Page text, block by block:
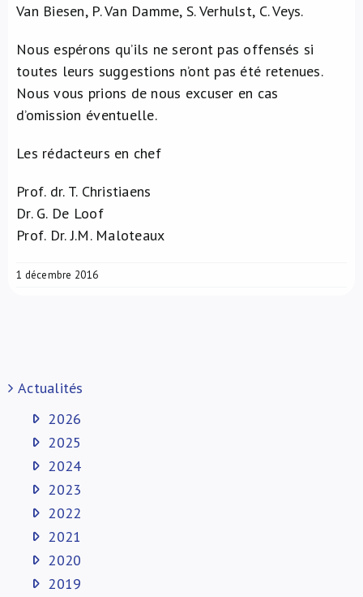
Van Biesen, P. Van Damme, S. Verhulst, C. Veys.
Nous espérons qu’ils ne seront pas offensés si
toutes leurs suggestions n’ont pas été retenues.
Nous vous prions de nous excuser en cas
d’omission éventuelle.
Les rédacteurs en chef
Prof. dr. T. Christiaens
Dr. G. De Loof
Prof. Dr. J.M. Maloteaux
1 décembre 2016
Actualités
2026
2025
2024
2023
2022
2021
2020
2019